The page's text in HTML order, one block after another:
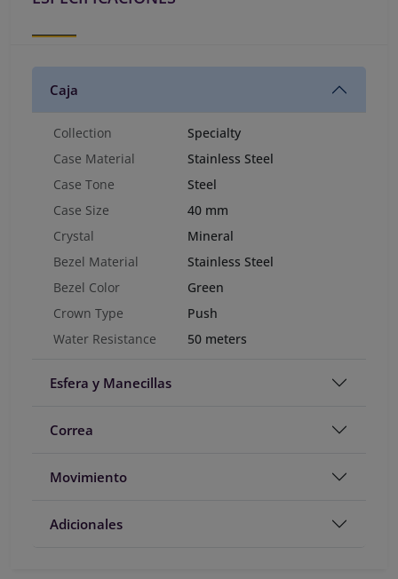
Caja
Collection
Specialty
Case Material
Stainless Steel
Case Tone
Steel
Case Size
40 mm
Crystal
Mineral
Bezel Material
Stainless Steel
Bezel Color
Green
Crown Type
Push
Water Resistance
50 meters
Esfera y Manecillas
Correa
Movimiento
Adicionales